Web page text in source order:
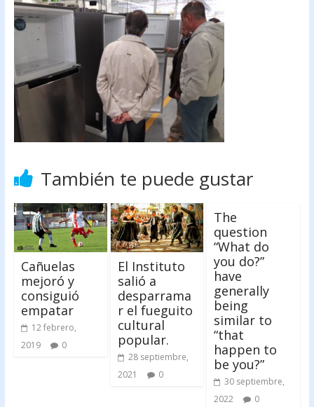
b
o
o
k
er s
A
p
p
También te puede gustar
Cañuelas
mejoró y
consiguió
empatar
12 febrero,
2019
0
El Instituto
salió a
desparrama
r el fueguito
cultural
popular.
28 septiembre,
2021
0
The
question
“What do
you do?”
have
generally
being
similar to
“that
happen to
be you?”
30 septiembre,
2022
0